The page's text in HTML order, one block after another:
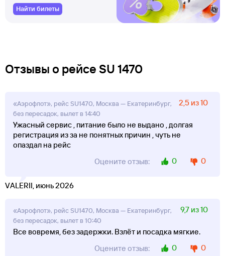
Найти билеты
Отзывы о рейсе SU 1470
«Аэрофлот», рейс SU1470, Москва — Екатеринбург,
без пересадок, вылет в 14:40
2,5 из 10
Ужасный сервис , питание было не выдано , долгая
регистрация из за не понятных причин , чуть не
опаздал на рейс
Оцените отзыв:
0 0
VALERII, июнь 2026
«Аэрофлот», рейс SU1470, Москва — Екатеринбург,
без пересадок, вылет в 10:40
9,7 из 10
Все вовремя, без задержки. Взлёт и посадка мягкие.
Оцените отзыв:
0 0